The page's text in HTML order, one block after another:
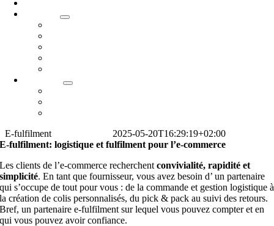
À propos
Nouvelles
E-fulfilment
2025-05-20T16:29:19+02:00
E-fulfilment: logistique et fulfilment pour l’e-commerce
Les clients de l’e-commerce recherchentconvivialité,rapidité et
simplicité.En tant que fournisseur, vous avez besoin d’ un partenaire
qui s’occupe de tout pour vous :de la commande et gestion logistique à
la création de colis personnalisés, du pick & pack au suivi des retours.
Bref, un partenaire e-fulfilment sur lequel vous pouvez compter et en
qui vous pouvez avoir confiance.